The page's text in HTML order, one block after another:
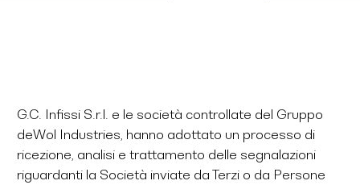
G.C. Infissi S.r.l. e le società controllate del Gruppo
deWol Industries, hanno adottato un processo di
ricezione, analisi e trattamento delle segnalazioni
riguardanti la Società inviate da Terzi o da Persone